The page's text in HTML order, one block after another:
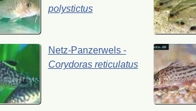
polystictus
Netz-Panzerwels -
Corydoras reticulatus